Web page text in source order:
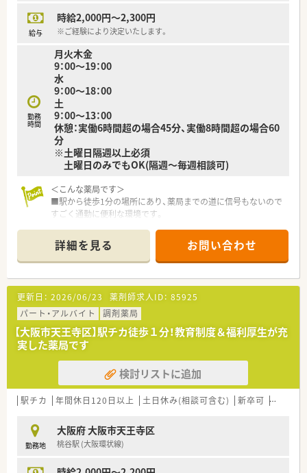
■朝ゆっくりとご勤務したい方！
給与
時給2,000円～2,300円
※ご経験により決定いたします。
勤務
時間
月火木金
9：00～19：00
水
9：00～18：00
土
9：00～13：00
休憩：実働6時間超の場合45分、実働8時間超の場合60
分
※土曜日隔週以上必須
土曜日のみでもOK(隔週～毎週相談可)
＜こんな薬局です＞
■駅から徒歩1分の場所にあり、薬局までの道に信号もないので
すごく通勤に便利な環境です。
のができる環境が整っています。
■調剤機械等の機械化に積極的に取り組んでいる薬局で、電子天
秤や全自動分包機、監査システム、iPadの導入など他にも様々な
機会を導入しています。
■調剤室は広くないですが、薬局は長方形型に広く待合もしっか
り確保されているのでゆとりを持って働ける環境が整っていま
す。
＜こんな企業です＞
■大阪に薬局を3店舗展開している会社です。
■居宅・施設に関わらず、在宅に積極的に注力していらっしゃる
企業様です。
■社内でのイベントが多く、社員の交流が多いため、雰囲気が良
いのが特徴です。
■全ての店舗で調剤機械等の機械の導入を積極的にされている
＜こんな方にオススメ＞
■Wワークで働き方をご希望の方。
■自分の好きな時間、曜日でご勤務されたい方。
詳細を見る お問い合わせ
更新日： 2026/06/23 薬剤師求人ID： 85925
パート・アルバイト
調剤薬局
【大阪市天王寺区】駅チカ徒歩１分！教育制度＆福利厚生が充
実した薬局です
検討リストに追加
駅チカ 年間休日120日以上 土日休み(相談可含む) 新卒可 未経験
勤務地
大阪府 大阪市天王寺区
桃谷駅 (大阪環状線)